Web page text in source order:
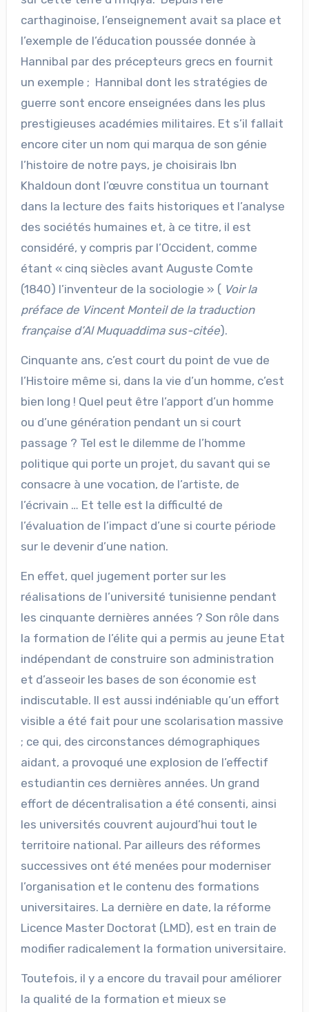
carthaginoise, l’enseignement avait sa place et
l’exemple de l’éducation poussée donnée à
Hannibal par des précepteurs grecs en fournit
un exemple ; Hannibal dont les stratégies de
guerre sont encore enseignées dans les plus
prestigieuses académies militaires. Et s’il fallait
encore citer un nom qui marqua de son génie
l’histoire de notre pays, je choisirais Ibn
Khaldoun dont l’œuvre constitua un tournant
dans la lecture des faits historiques et l’analyse
des sociétés humaines et, à ce titre, il est
considéré, y compris par l’Occident, comme
étant « cinq siècles avant Auguste Comte
(1840) l’inventeur de la sociologie » ( Voir la
préface de Vincent Monteil de la traduction
française d’Al Muquaddima sus-citée).
Cinquante ans, c’est court du point de vue de
l’Histoire même si, dans la vie d’un homme, c’est
bien long ! Quel peut être l’apport d’un homme
ou d’une génération pendant un si court
passage ? Tel est le dilemme de l’homme
politique qui porte un projet, du savant qui se
consacre à une vocation, de l’artiste, de
l’écrivain … Et telle est la difficulté de
l’évaluation de l’impact d’une si courte période
sur le devenir d’une nation.
En effet, quel jugement porter sur les
réalisations de l’université tunisienne pendant
les cinquante dernières années ? Son rôle dans
la formation de l’élite qui a permis au jeune Etat
indépendant de construire son administration
et d’asseoir les bases de son économie est
indiscutable. Il est aussi indéniable qu’un effort
visible a été fait pour une scolarisation massive
; ce qui, des circonstances démographiques
aidant, a provoqué une explosion de l’effectif
estudiantin ces dernières années. Un grand
effort de décentralisation a été consenti, ainsi
les universités couvrent aujourd’hui tout le
territoire national. Par ailleurs des réformes
successives ont été menées pour moderniser
l’organisation et le contenu des formations
universitaires. La dernière en date, la réforme
Licence Master Doctorat (LMD), est en train de
modifier radicalement la formation universitaire.
Toutefois, il y a encore du travail pour améliorer
la qualité de la formation et mieux se